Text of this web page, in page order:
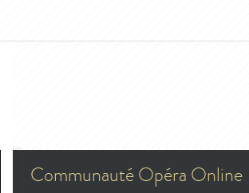
Communauté Opéra Online